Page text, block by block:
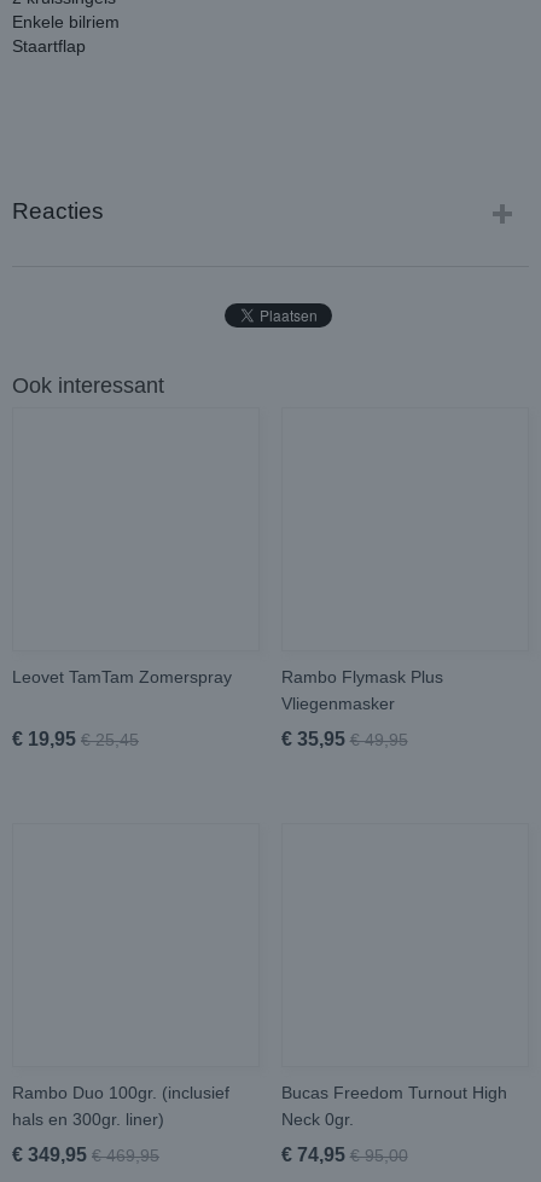
Enkele bilriem
Staartflap
Reacties
Ook interessant
Leovet TamTam Zomerspray
€ 19,95 € 25,45
Rambo Flymask Plus
Vliegenmasker
€ 35,95 € 49,95
Rambo Duo 100gr. (inclusief
hals en 300gr. liner)
€ 349,95 € 469,95
Bucas Freedom Turnout High
Neck 0gr.
€ 74,95 € 95,00